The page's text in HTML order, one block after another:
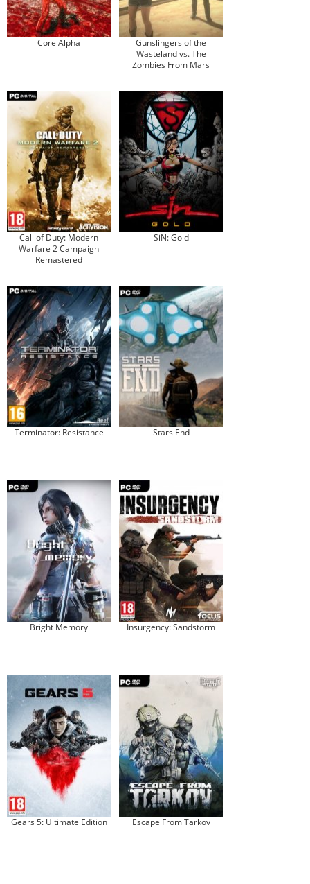
Core Alpha
Gunslingers of the
Wasteland vs. The
Zombies From Mars
Call of Duty: Modern
Warfare 2 Campaign
Remastered
SiN: Gold
Terminator: Resistance Stars End
Bright Memory Insurgency: Sandstorm
Gears 5: Ultimate Edition Escape From Tarkov